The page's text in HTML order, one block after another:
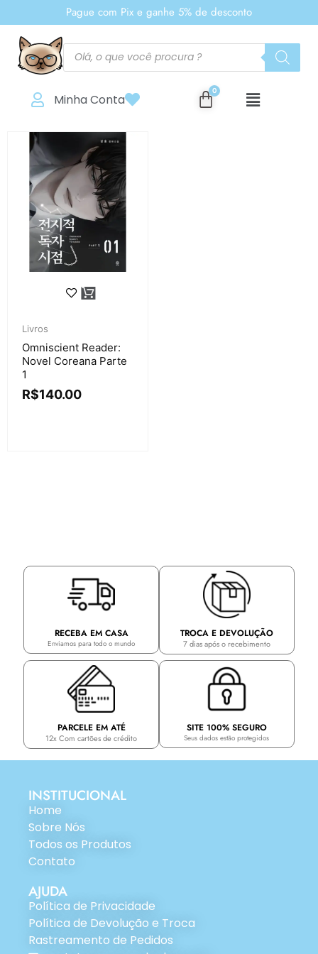
Pague com Pix e ganhe 5% de desconto
Minha Conta
Livros
Omniscient Reader:
Novel Coreana Parte
1
R$140.00
RECEBA EM CASA
Enviamos para todo o mundo
TROCA E DEVOLUÇÃO
7 dias após o recebimento
PARCELE EM ATÉ
12x Com cartões de crédito
SITE 100% SEGURO
Seus dados estão protegidos
INSTITUCIONAL
Home
Sobre Nós
Todos os Produtos
Contato
AJUDA
Política de Privacidade
Política de Devolução e Troca
Rastreamento de Pedidos